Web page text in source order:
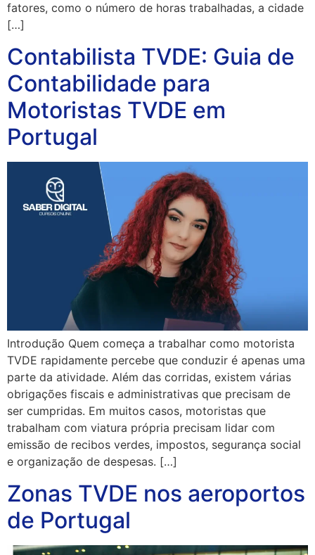
fatores, como o número de horas trabalhadas, a cidade
[…]
Contabilista TVDE: Guia de
Contabilidade para
Motoristas TVDE em
Portugal
Introdução Quem começa a trabalhar como motorista
TVDE rapidamente percebe que conduzir é apenas uma
parte da atividade. Além das corridas, existem várias
obrigações fiscais e administrativas que precisam de
ser cumpridas. Em muitos casos, motoristas que
trabalham com viatura própria precisam lidar com
emissão de recibos verdes, impostos, segurança social
e organização de despesas. […]
Zonas TVDE nos aeroportos
de Portugal